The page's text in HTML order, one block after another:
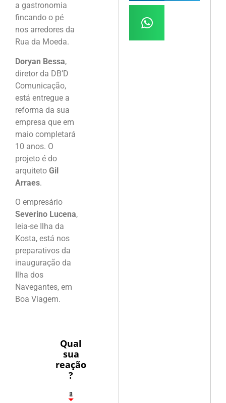
a gastronomia
fincando o pé
nos arredores da
Rua da Moeda.
Doryan Bessa,
diretor da DB’D
Comunicação,
está entregue a
reforma da sua
empresa que em
maio completará
10 anos. O
projeto é do
arquiteto Gil
Arraes.
O empresário
Severino Lucena,
leia-se Ilha da
Kosta, está nos
preparativos da
inauguração da
Ilha dos
Navegantes, em
Boa Viagem.
Qual
sua
reação
?
1
2
8